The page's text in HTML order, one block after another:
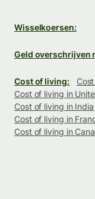
Wisselkoersen:
Geld overschrijven
Cost of living:
Cost of living in
Cost of living in India
Cost of living in
Cost of living in